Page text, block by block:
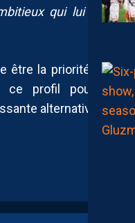
qui lui fera
être la priorité sur
ce profil pourrait
alternative.